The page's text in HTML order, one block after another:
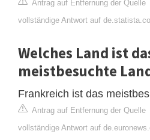
Antrag auf Entfernung der Quelle
vollständige Antwort auf
Welches Land ist
meistbesuchte
Frankreich ist das
Antrag auf Entfernung der Quelle
vollständige Antwort auf